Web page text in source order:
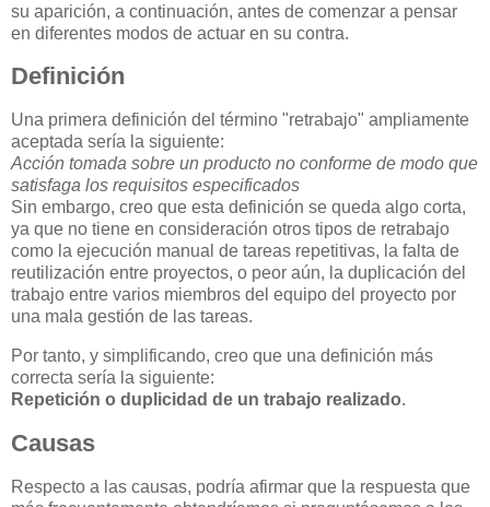
su aparición, a continuación, antes de comenzar a pensar
en diferentes modos de actuar en su contra.
Definición
Una primera definición del término "retrabajo" ampliamente
aceptada sería la siguiente:
Acción tomada sobre un producto no conforme de modo que
satisfaga los requisitos especificados
Sin embargo, creo que esta definición se queda algo corta,
ya que no tiene en consideración otros tipos de retrabajo
como la ejecución manual de tareas repetitivas, la falta de
reutilización entre proyectos, o peor aún, la duplicación del
trabajo entre varios miembros del equipo del proyecto por
una mala gestión de las tareas.
Por tanto, y simplificando, creo que una definición más
correcta sería la siguiente:
Repetición o duplicidad de un trabajo realizado.
Causas
Respecto a las causas, podría afirmar que la respuesta que